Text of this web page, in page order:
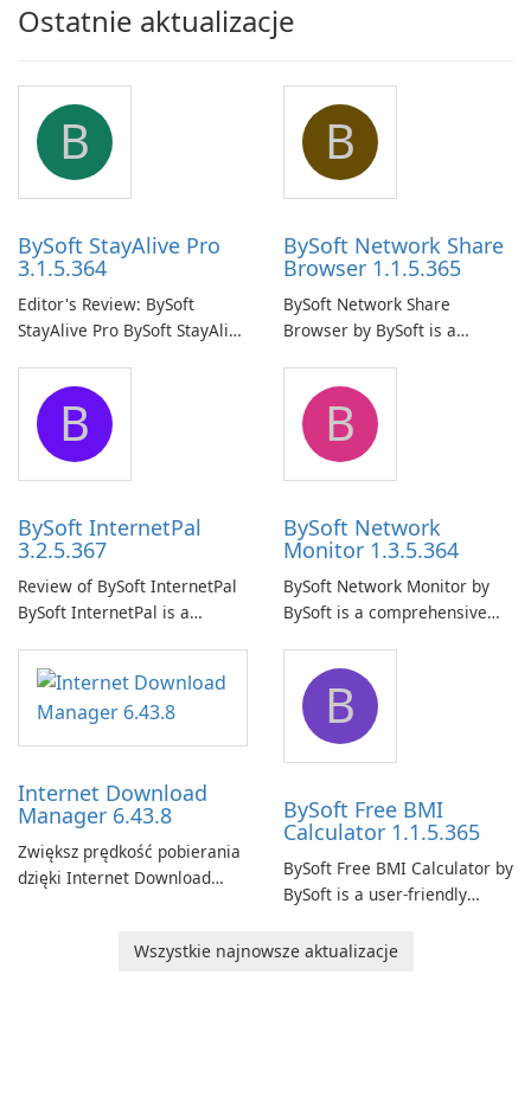
Ostatnie aktualizacje
B
BySoft StayAlive Pro
3.1.5.364
Editor's Review: BySoft
StayAlive Pro BySoft StayAlive
application designed to
ensure the continuous and
uninterrupted operation of
your computer system.
B
BySoft Network Share
Browser 1.1.5.365
BySoft Network Share
Browser by BySoft is a
application that allows users
to easily browse and manage
shared folders on their
network.
B
BySoft InternetPal
3.2.5.367
Review of BySoft InternetPal
BySoft InternetPal is a
application designed to
monitor your internet
connection and provide real-
time insights into its
B
BySoft Network
Monitor 1.3.5.364
BySoft Network Monitor by
BySoft is a comprehensive
designed to help businesses
effectively manage their
network infrastructure.
Internet Download
Manager 6.43.8
Zwiększ prędkość pobierania
dzięki Internet Download
B
BySoft Free BMI
Calculator 1.1.5.365
BySoft Free BMI Calculator by
BySoft is a user-friendly
designed to help you
Wszystkie najnowsze aktualizacje